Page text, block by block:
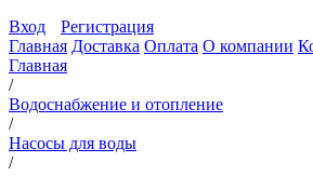
Вход
Регистрация
Главная Доставка Оплата О компании
Главная
/
Водоснабжение и отопление
/
Насосы для воды
/